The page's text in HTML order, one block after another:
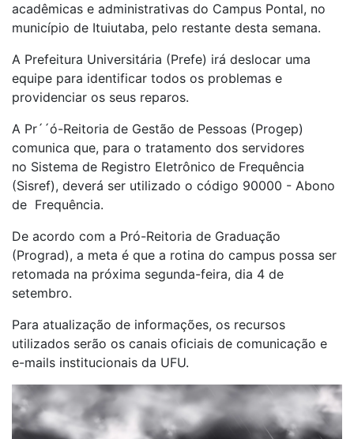
acadêmicas e administrativas do Campus Pontal, no
município de Ituiutaba, pelo restante desta semana.
A Prefeitura Universitária (Prefe) irá deslocar uma
equipe para identificar todos os problemas e
providenciar os seus reparos.
A Pr´´ó-Reitoria de Gestão de Pessoas (Progep)
comunica que, para o tratamento dos servidores
no Sistema de Registro Eletrônico de Frequência
(Sisref), deverá ser utilizado o código 90000 - Abono
de Frequência.
De acordo com a Pró-Reitoria de Graduação
(Prograd), a meta é que a rotina do campus possa ser
retomada na próxima segunda-feira, dia 4 de
setembro.
Para atualização de informações, os recursos
utilizados serão os canais oficiais de comunicação e
e-mails institucionais da UFU.